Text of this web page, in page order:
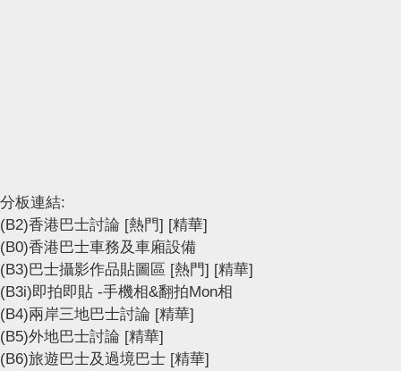
分板連結:
(B2)香港巴士討論 [熱門] [精華]
(B0)香港巴士車務及車廂設備
(B3)巴士攝影作品貼圖區 [熱門] [精華]
(B3i)即拍即貼 -手機相&翻拍Mon相
(B4)兩岸三地巴士討論 [精華]
(B5)外地巴士討論 [精華]
(B6)旅遊巴士及過境巴士 [精華]